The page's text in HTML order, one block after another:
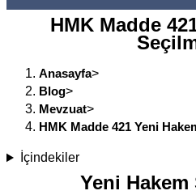
HMK Madde
Anasayfa>
Blog>
Mevzuat>
HMK Madde 421 Yeni
İçindekiler
Yeni Hakem